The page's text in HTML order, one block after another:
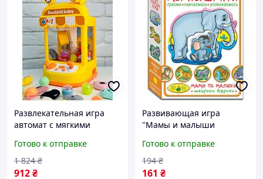
Развлекательная игра
автомат с мягкими
игровой желтый автомат
для ловли игрушек
Готово к отправке
912₴
1 824 ₴
Развивающая игра
"Мамы и малыши
Энергия плюс
Готово к отправке
161 ₴
194 ₴